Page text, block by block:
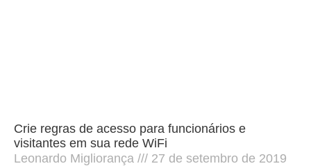
Crie regras de acesso para funcionários e
visitantes em sua rede WiFi
Leonardo Migliorança
27 de setembro de 2019